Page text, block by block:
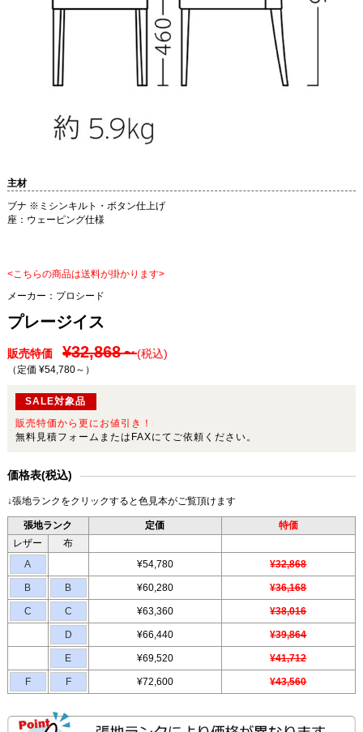
主材
ブナ ※ミシンキルト・ボタン仕上げ
座：ウェーピング仕様
<こちらの商品は送料が掛かります>
メーカー： プロシード
プレージイス
販売特価 ¥32,868～(税込)
（定価 ¥54,780～ ）
SALE対象品
販売特価から更にお値引き！
無料見積フォームまたはFAXにてご依頼ください。
価格表(税込)
↓張地ランクをクリックすると色見本がご覧頂けます
張地ランク 定価
特価
レザー
布
A
¥54,780 ¥32,868
B B ¥60,280 ¥36,168
C C ¥63,360 ¥38,016
D ¥66,440 ¥39,864
E ¥69,520 ¥41,712
F F ¥72,600 ¥43,560